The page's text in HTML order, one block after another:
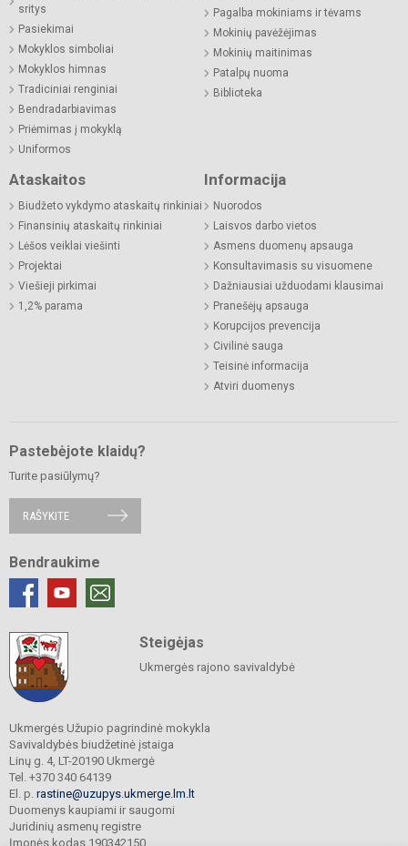
sritys
Pasiekimai
Mokyklos simboliai
Mokyklos himnas
Tradiciniai renginiai
Bendradarbiavimas
Priėmimas į mokyklą
Uniformos
Pagalba mokiniams ir tėvams
Mokinių pavėžėjimas
Mokinių maitinimas
Patalpų nuoma
Biblioteka
Ataskaitos
Biudžeto vykdymo ataskaitų rinkiniai
Finansinių ataskaitų rinkiniai
Lėšos veiklai viešinti
Projektai
Viešieji pirkimai
1,2% parama
Informacija
Nuorodos
Laisvos darbo vietos
Asmens duomenų apsauga
Konsultavimasis su visuomene
Dažniausiai užduodami klausimai
Pranešėjų apsauga
Korupcijos prevencija
Civilinė sauga
Teisinė informacija
Atviri duomenys
Pastebėjote klaidų?
Turite pasiūlymų?
RAŠYKITE
Bendraukime
Steigėjas
Ukmergės rajono savivaldybė
Ukmergės Užupio pagrindinė mokykla
Savivaldybės biudžetinė įstaiga
Linų g. 4, LT-20190 Ukmergė
Tel. +370 340 64139
El. p. rastine@uzupys.ukmerge.lm.lt
Duomenys kaupiami ir saugomi
Juridinių asmenų registre
Įmonės kodas 190342150